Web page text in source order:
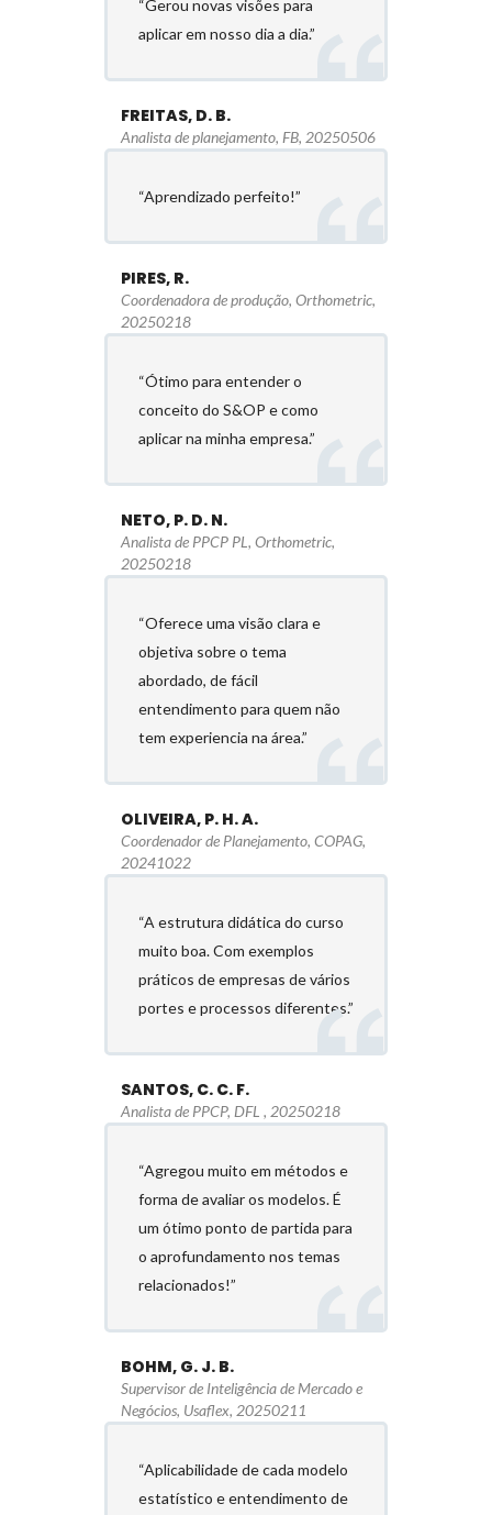
“Gerou novas visões para
aplicar em nosso dia a dia.”
FREITAS, D. B.
Analista de planejamento, FB, 20250506
“Aprendizado perfeito!”
PIRES, R.
Coordenadora de produção, Orthometric,
20250218
“Ótimo para entender o
conceito do S&OP e como
aplicar na minha empresa.”
NETO, P. D. N.
Analista de PPCP PL, Orthometric,
20250218
“Oferece uma visão clara e
objetiva sobre o tema
abordado, de fácil
entendimento para quem não
tem experiencia na área.”
OLIVEIRA, P. H. A.
Coordenador de Planejamento, COPAG,
20241022
“A estrutura didática do curso
muito boa. Com exemplos
práticos de empresas de vários
portes e processos diferentes.”
SANTOS, C. C. F.
Analista de PPCP, DFL , 20250218
“Agregou muito em métodos e
forma de avaliar os modelos. É
um ótimo ponto de partida para
o aprofundamento nos temas
relacionados!”
BOHM, G. J. B.
Supervisor de Inteligência de Mercado e
Negócios, Usaflex, 20250211
“Aplicabilidade de cada modelo
estatístico e entendimento de